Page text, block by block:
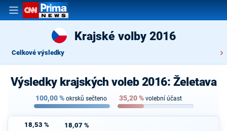
Krajské volby 2016
Celkové výsledky
Výsledky krajských voleb 2016: Želetava
100,00% okrsků sečteno 35,20% volební účast
18,53 % 18,07 %